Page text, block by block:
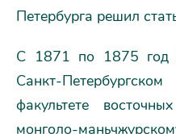
Петербурга решил
С 1871 по 1875 год
Санкт-
факультете
монголо-